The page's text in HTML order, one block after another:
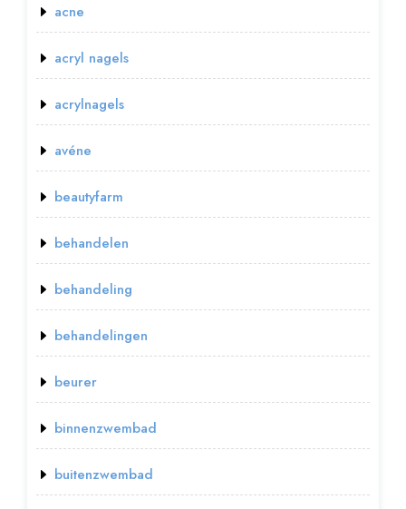
acne
acryl nagels
acrylnagels
avéne
beautyfarm
behandelen
behandeling
behandelingen
beurer
binnenzwembad
buitenzwembad